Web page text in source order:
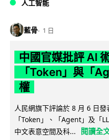
人工智能
藍骨 1 日
中國官媒批評 AI
「Token」與「
權
人民網旗下評論於 8 月 6 日
「Token」、「Agent」及「
中文表意空間及科...
閱讀全